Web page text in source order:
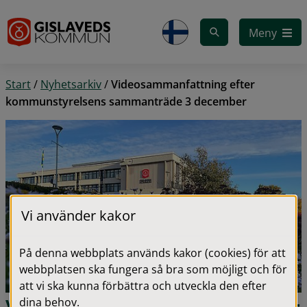
Meny
Start/ Nyhetsarkiv/Videosammanfattning efter
kommunstyrelsens sammanträde 3 december
Vi använder kakor
På denna webbplats används kakor (cookies) för att
webbplatsen ska fungera så bra som möjligt och för
att vi ska kunna förbättra och utveckla den efter
dina behov.